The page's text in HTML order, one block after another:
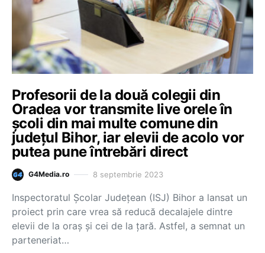
Profesorii de la două colegii din
Oradea vor transmite live orele în
școli din mai multe comune din
județul Bihor, iar elevii de acolo vor
putea pune întrebări direct
G4Media.ro 8 septembrie 2023
Inspectoratul Școlar Județean (ISJ) Bihor a lansat un
proiect prin care vrea să reducă decalajele dintre
elevii de la oraș și cei de la țară. Astfel, a semnat un
parteneriat…